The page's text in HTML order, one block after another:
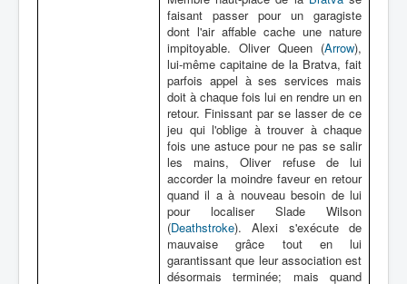
faisant passer pour un garagiste
dont l'air affable cache une nature
impitoyable. Oliver Queen (Arrow),
lui-même capitaine de la Bratva, fait
parfois appel à ses services mais
doit à chaque fois lui en rendre un en
retour. Finissant par se lasser de ce
jeu qui l'oblige à trouver à chaque
fois une astuce pour ne pas se salir
les mains, Oliver refuse de lui
accorder la moindre faveur en retour
quand il a à nouveau besoin de lui
pour localiser Slade Wilson
(Deathstroke). Alexi s'exécute de
mauvaise grâce tout en lui
garantissant que leur association est
désormais terminée; mais quand